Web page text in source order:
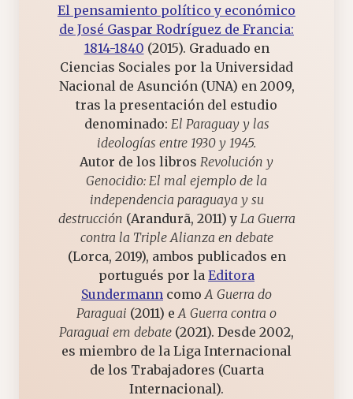
El pensamiento político y económico
de José Gaspar Rodríguez de Francia:
1814-1840 (2015). Graduado en
Ciencias Sociales por la Universidad
Nacional de Asunción (UNA) en 2009,
tras la presentación del estudio
denominado: El Paraguay y las
ideologías entre 1930 y 1945.
Autor de los libros Revolución y
Genocidio: El mal ejemplo de la
independencia paraguaya y su
destrucción (Arandurã, 2011) y La Guerra
contra la Triple Alianza en debate
(Lorca, 2019), ambos publicados en
portugués por la Editora
Sundermann como A Guerra do
Paraguai (2011) e A Guerra contra o
Paraguai em debate (2021). Desde 2002,
es miembro de la Liga Internacional
de los Trabajadores (Cuarta
Internacional).